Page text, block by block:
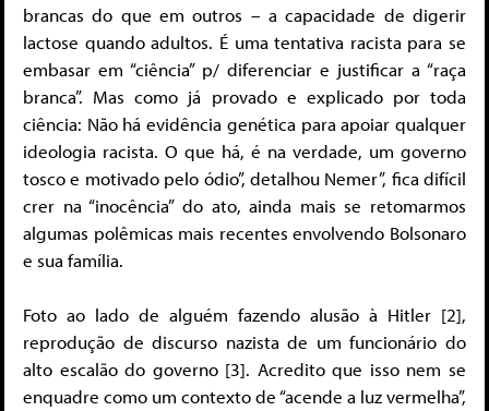
brancas do que em outros – a capacidade de digerir
lactose quando adultos. É uma tentativa racista para se
embasar em “ciência” p/ diferenciar e justificar a “raça
branca”. Mas como já provado e explicado por toda
ciência: Não há evidência genética para apoiar qualquer
ideologia racista. O que há, é na verdade, um governo
tosco e motivado pelo ódio”, detalhou Nemer”, fica difícil
crer na “inocência” do ato, ainda mais se retomarmos
algumas polêmicas mais recentes envolvendo Bolsonaro
e sua família.
Foto ao lado de alguém fazendo alusão à Hitler [2],
reprodução de discurso nazista de um funcionário do
alto escalão do governo [3]. Acredito que isso nem se
enquadre como um contexto de “acende a luz vermelha”,